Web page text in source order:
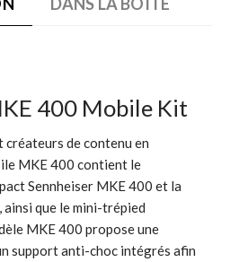
400 Mobile Kit
de contenu en
MKE 400 contient le
Sennheiser MKE 400 et la
que le mini-trépied
MKE 400 propose une
support anti-choc intégrés afin